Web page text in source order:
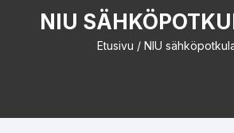
NIU
Etusivu / NIU